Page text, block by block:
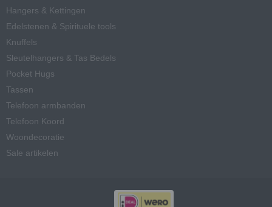
Hangers & Kettingen
Edelstenen & Spirituele tools
Knuffels
Sleutelhangers & Tas Bedels
Pocket Hugs
Tassen
Telefoon armbanden
Telefoon Koord
Woondecoratie
Sale artikelen